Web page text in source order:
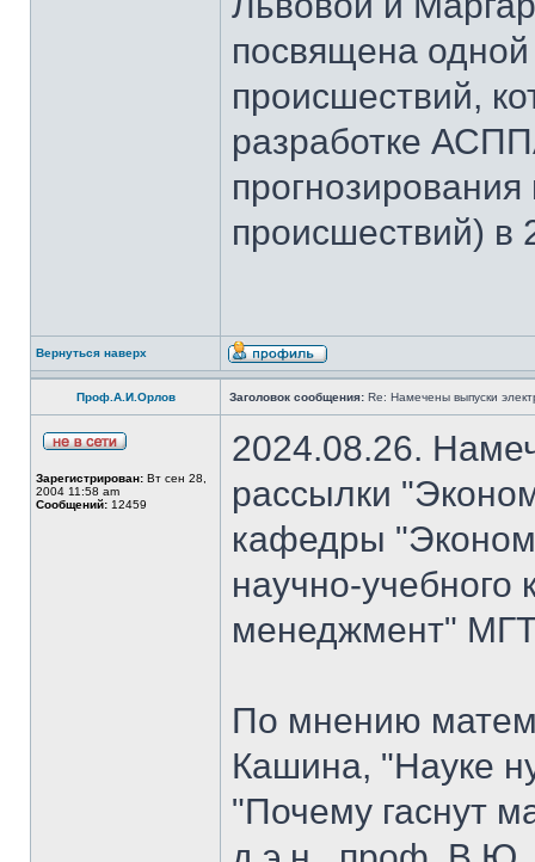
посвящена
происшествий,
разработке
происшествий) в
Вернуться наверх
Проф.А.И.Орлов Заголовок сообщения: Re: Намечены выпуски
Зарегистрирован: Вт сен 28,
2004 11:58 am
Сообщений: 12459
2024.08.26.
рассылки
кафедры
научно-
менеджмент"
По мнению
Кашина, "Науке
"Почему гаснут